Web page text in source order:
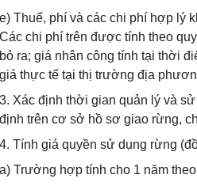
e) Thuế, phí và các chi phí hợp lý
Các chi phí trên được tính theo
bỏ ra; giá nhân công tính tại thời
giá thực tế tại thị trường địa
3. Xác định thời gian quản lý và
định trên cơ sở hồ sơ giao rừng,
4. Tính giá quyền sử dụng rừng
a) Trường hợp tính cho 1 năm